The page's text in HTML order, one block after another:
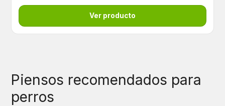
Ver producto
Piensos recomendados para
perros